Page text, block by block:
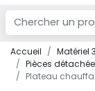
Accueil Matériel
Pièces
Plateau